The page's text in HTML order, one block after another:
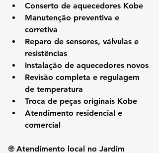
Conserto de aquecedores Kobe
Manutenção preventiva e
corretiva
Reparo de sensores, válvulas e
resistências
Instalação de aquecedores novos
Revisão completa e regulagem
de temperatura
Troca de peças originais Kobe
Atendimento residencial e
comercial
🌐 Atendimento local no Jardim